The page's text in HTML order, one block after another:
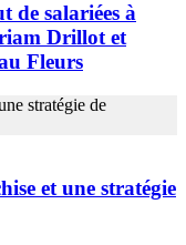
de salariées à
Drillot et
Fleurs
et une stratégie